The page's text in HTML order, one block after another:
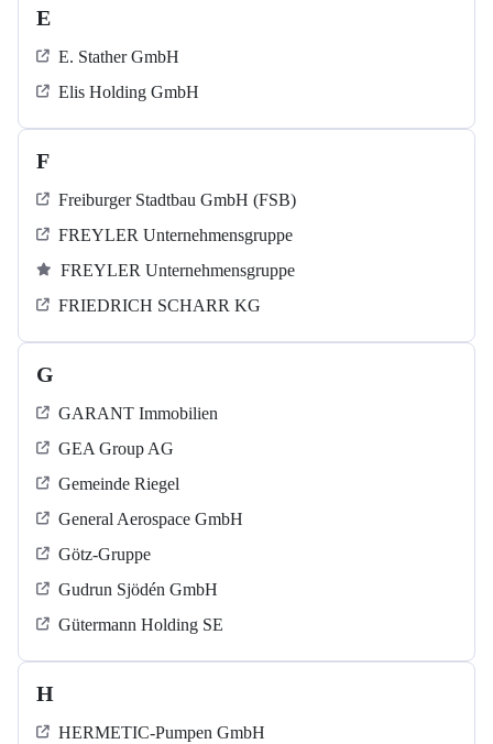
E
E. Stather GmbH
Elis Holding GmbH
F
Freiburger Stadtbau GmbH (FSB)
FREYLER Unternehmensgruppe
FREYLER Unternehmensgruppe
FRIEDRICH SCHARR KG
G
GARANT Immobilien
GEA Group AG
Gemeinde Riegel
General Aerospace GmbH
Götz-Gruppe
Gudrun Sjödén GmbH
Gütermann Holding SE
H
HERMETIC-Pumpen GmbH